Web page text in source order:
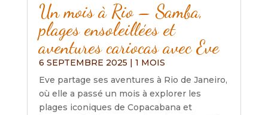
Un mois à Rio – Samba,
plages ensoleillées et
aventures cariocas avec Eve
6 SEPTEMBRE 2025 | 1 MOIS
Eve partage ses aventures à Rio de Janeiro,
où elle a passé un mois à explorer les
plages iconiques de Copacabana et